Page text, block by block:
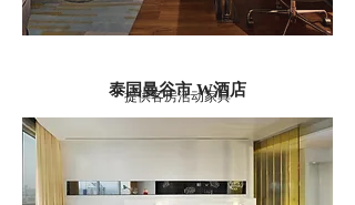
提供客房活动家具
泰国曼谷市 W酒店